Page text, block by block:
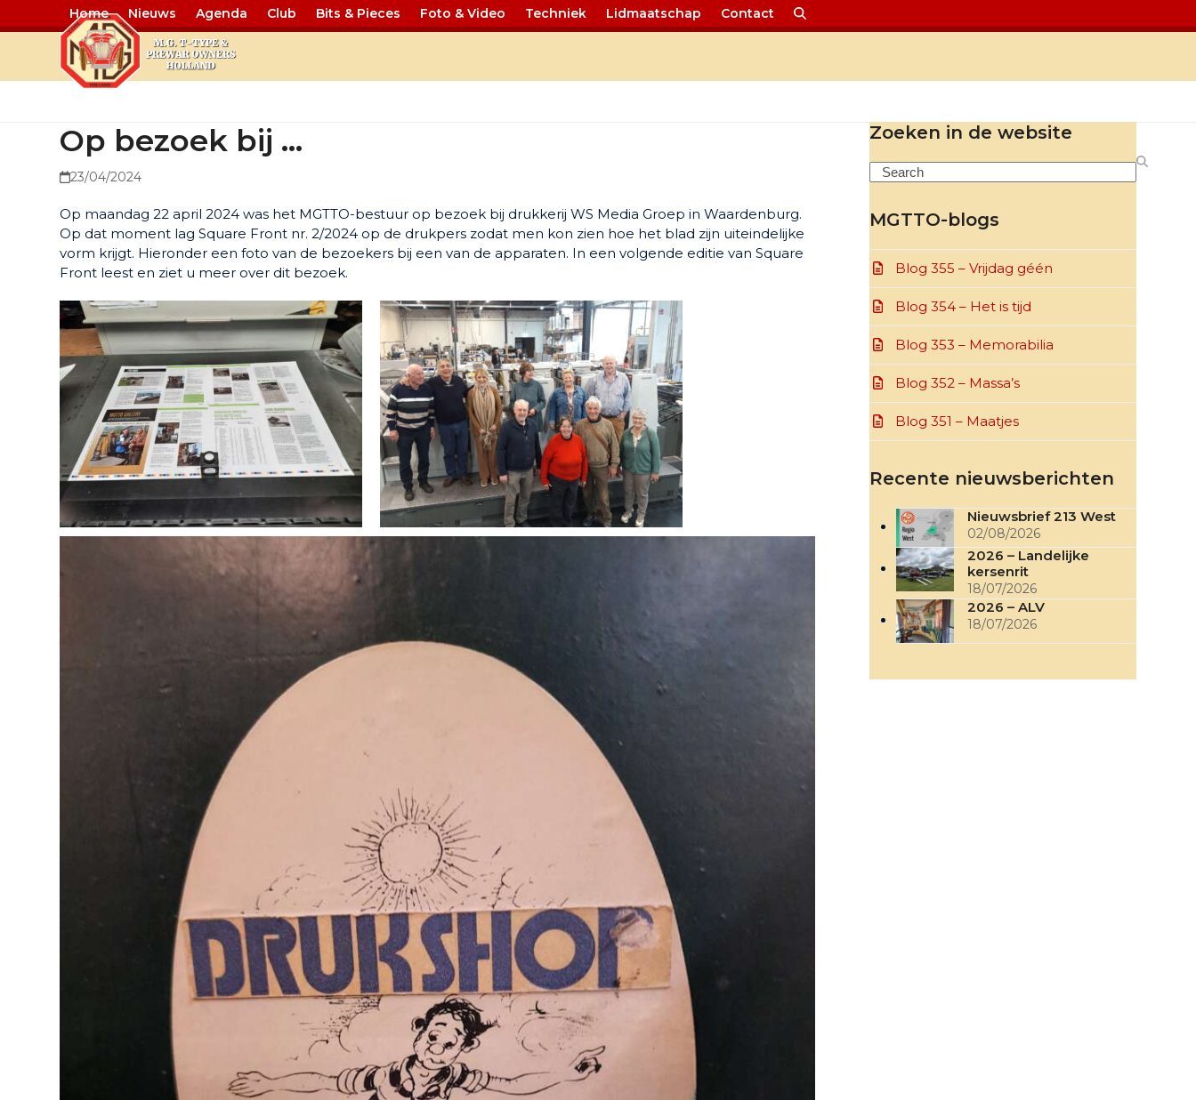
Home Nieuws Agenda Club Bits & Pieces Foto & Video Techniek Lidmaatschap Contact
Op bezoek bij …
23/04/2024
Op maandag 22 april 2024 was het MGTTO-bestuur op bezoek bij drukkerij WS Media Groep in Waardenburg.
Op dat moment lag Square Front nr. 2/2024 op de drukpers zodat men kon zien hoe het blad zijn uiteindelijke
vorm krijgt. Hieronder een foto van de bezoekers bij een van de apparaten. In een volgende editie van Square
Front leest en ziet u meer over dit bezoek.
Zoeken in de website
Search
MGTTO-blogs
Blog 355 – Vrijdag géén
Blog 354 – Het is tijd
Blog 353 – Memorabilia
Blog 352 – Massa’s
Blog 351 – Maatjes
Recente nieuwsberichten
Nieuwsbrief 213 West
02/08/2026
2026 – Landelijke
kersenrit
18/07/2026
2026 – ALV
18/07/2026